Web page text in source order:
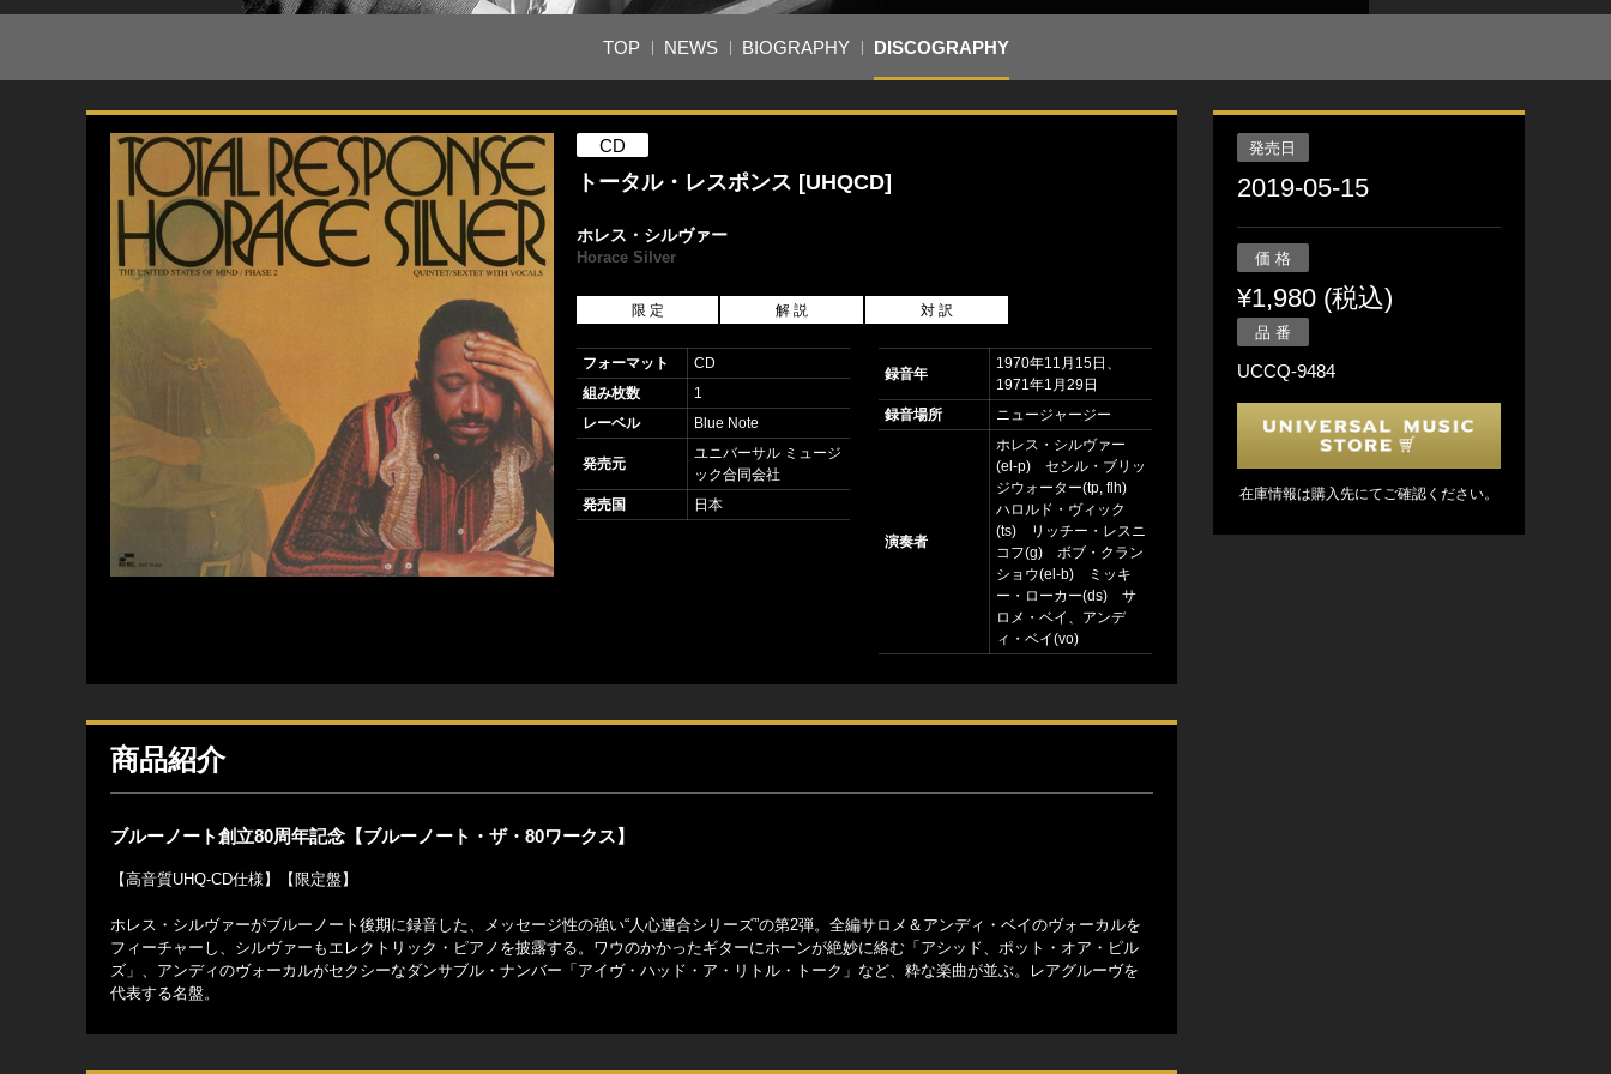
TOP NEWS BIOGRAPHY DISCOGRAPHY
CD
トータル・レスポンス [UHQCD]
ホレス・シルヴァー
Horace Silver
限 定 解 説 対 訳
フォーマット
CD
組み枚数
1
レーベル
Blue Note
発売元
ユニバーサル ミュージ
ック合同会社
発売国
日本
録音年
1970年11月15日、
1971年1月29日
録音場所
ニュージャージー
演奏者
ホレス・シルヴァー
(el-p) セシル・ブリッ
ジウォーター(tp, flh)
ハロルド・ヴィック
(ts) リッチー・レスニ
コフ(g) ボブ・クラン
ショウ(el-b) ミッキ
ー・ローカー(ds) サ
ロメ・ベイ、アンデ
ィ・ベイ(vo)
商品紹介
ブルーノート創立80周年記念【ブルーノート・ザ・80ワークス】
【高音質UHQ-CD仕様】【限定盤】
ホレス・シルヴァーがブルーノート後期に録音した、メッセージ性の強い“人心連合シリーズ”の第2弾。全編サロメ＆アンディ・ベイのヴォーカルを
フィーチャーし、シルヴァーもエレクトリック・ピアノを披露する。ワウのかかったギターにホーンが絶妙に絡む「アシッド、ポット・オア・ピル
ズ」、アンディのヴォーカルがセクシーなダンサブル・ナンバー「アイヴ・ハッド・ア・リトル・トーク」など、粋な楽曲が並ぶ。レアグルーヴを
代表する名盤。
発売日
2019-05-15
価 格
¥1,980 (税込)
品 番
UCCQ-9484
在庫情報は購入先にてご確認ください。